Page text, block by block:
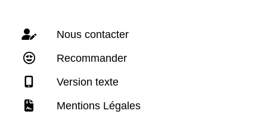
Nous contacter
Recommander
Version texte
Mentions Légales